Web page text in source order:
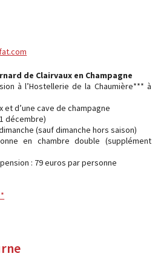
de Clairvaux en Champagne
à l’Hostellerie de la Chaumière*** à
et d’une cave de champagne
décembre)
(sauf dimanche hors saison)
en chambre double (supplément
: 79 euros par personne